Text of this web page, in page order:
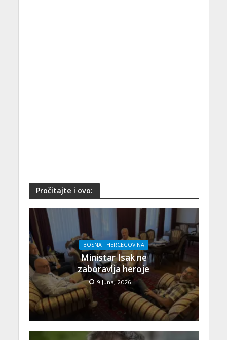
Pročitajte i ovo:
BOSNA I HERCEGOVINA
Ministar Isak ne
zaboravlja heroje
9 Juna, 2026